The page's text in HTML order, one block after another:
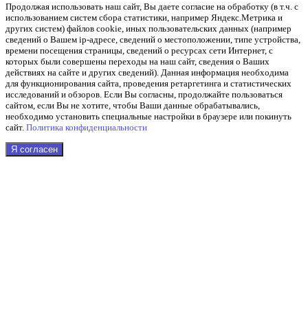
Продолжая использовать наш cайт, Вы даете согласие на обработку (в т.ч. с
использованием систем сбора статистики, например Яндекс.Метрика и
других систем) файлов cookie, иных пользовательских данных (например
сведений о Вашем ip-адресе, сведений о местоположении, типе устройства,
времени посещения страницы, сведений о ресурсах сети Интернет, с
которых были совершены переходы на наш сайт, сведения о Ваших
действиях на сайте и других сведений). Данная информация необходима
для функционирования сайта, проведения ретаргетинга и статистических
исследований и обзоров. Если Вы согласны, продолжайте пользоваться
сайтом, если Вы не хотите, чтобы Ваши данные обрабатывались,
необходимо установить специальные настройки в браузере или покинуть
сайт. Политика конфиденциальности
Я согласен